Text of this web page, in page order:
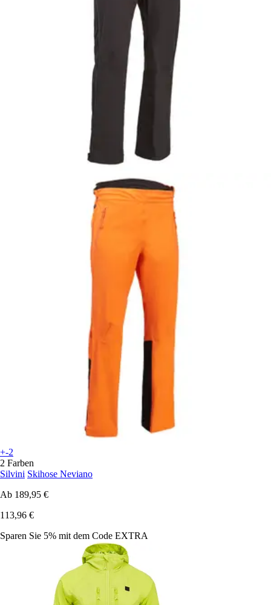
+-2
2 Farben
Silvini Skihose Neviano
Ab 189,95 €
113,96 €
Sparen Sie 5% mit dem Code EXTRA